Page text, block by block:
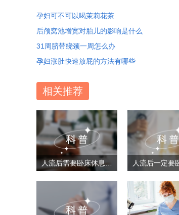
孕妇可不可以喝茉莉花茶
后颅窝池增宽对胎儿的影响是什么
31周脐带绕颈一周怎么办
孕妇涨肚快速放屁的方法有哪些
相关推荐
人流后需要卧床休息几天